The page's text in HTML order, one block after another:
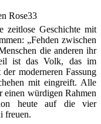
zeitlose Geschichte mit
„Fehden zwischen
die anderen ihr
ist das Volk, das im
moderneren Fassung
mit eingreift. Alle
einen würdigen Rahmen
heute auf die vier
freuen.